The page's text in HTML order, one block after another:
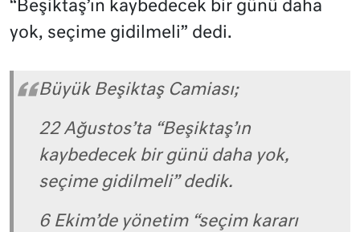
“Beşiktaş’ın kaybedecek bir günü daha
yok, seçime gidilmeli” dedi.
Büyük Beşiktaş Camiası;
22 Ağustos’ta “Beşiktaş’ın
kaybedecek bir günü daha yok,
seçime gidilmeli” dedik.
6 Ekim’de yönetim “seçim kararı